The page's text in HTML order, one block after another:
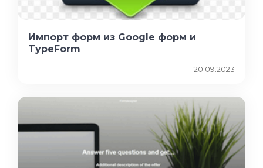
Импорт форм из Google форм и
TypeForm
20.09.2023